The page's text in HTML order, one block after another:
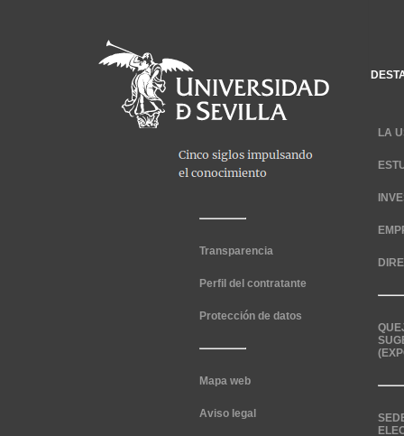
Transparencia
Perfil del contratante
Protección de datos
Mapa web
Aviso legal
LA